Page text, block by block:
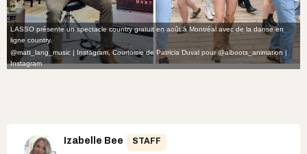
LASSO présente un spectacle country gratuit en août à Montréal avec de la danse en
ligne country.
@matt_lang_music | Instagram, Courtoisie de Patricia Duval pour@alboots_animation |
Instagram
Izabelle Bee STAFF